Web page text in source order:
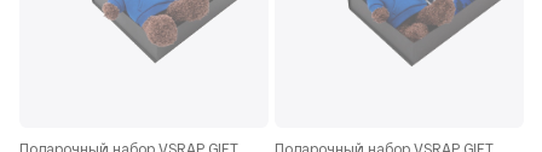
Подарочный набор VSRAP GIFT Подарочный набор VSRAP GIFT